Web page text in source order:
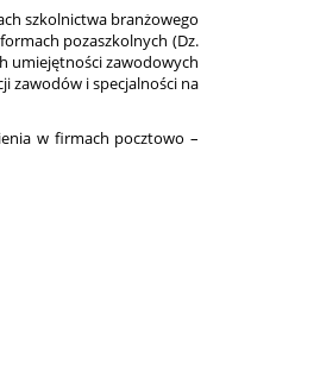
szkolnictwa branżowego
pozaszkolnych (Dz.
umiejętności zawodowych
zawodów i specjalności na
w firmach pocztowo –